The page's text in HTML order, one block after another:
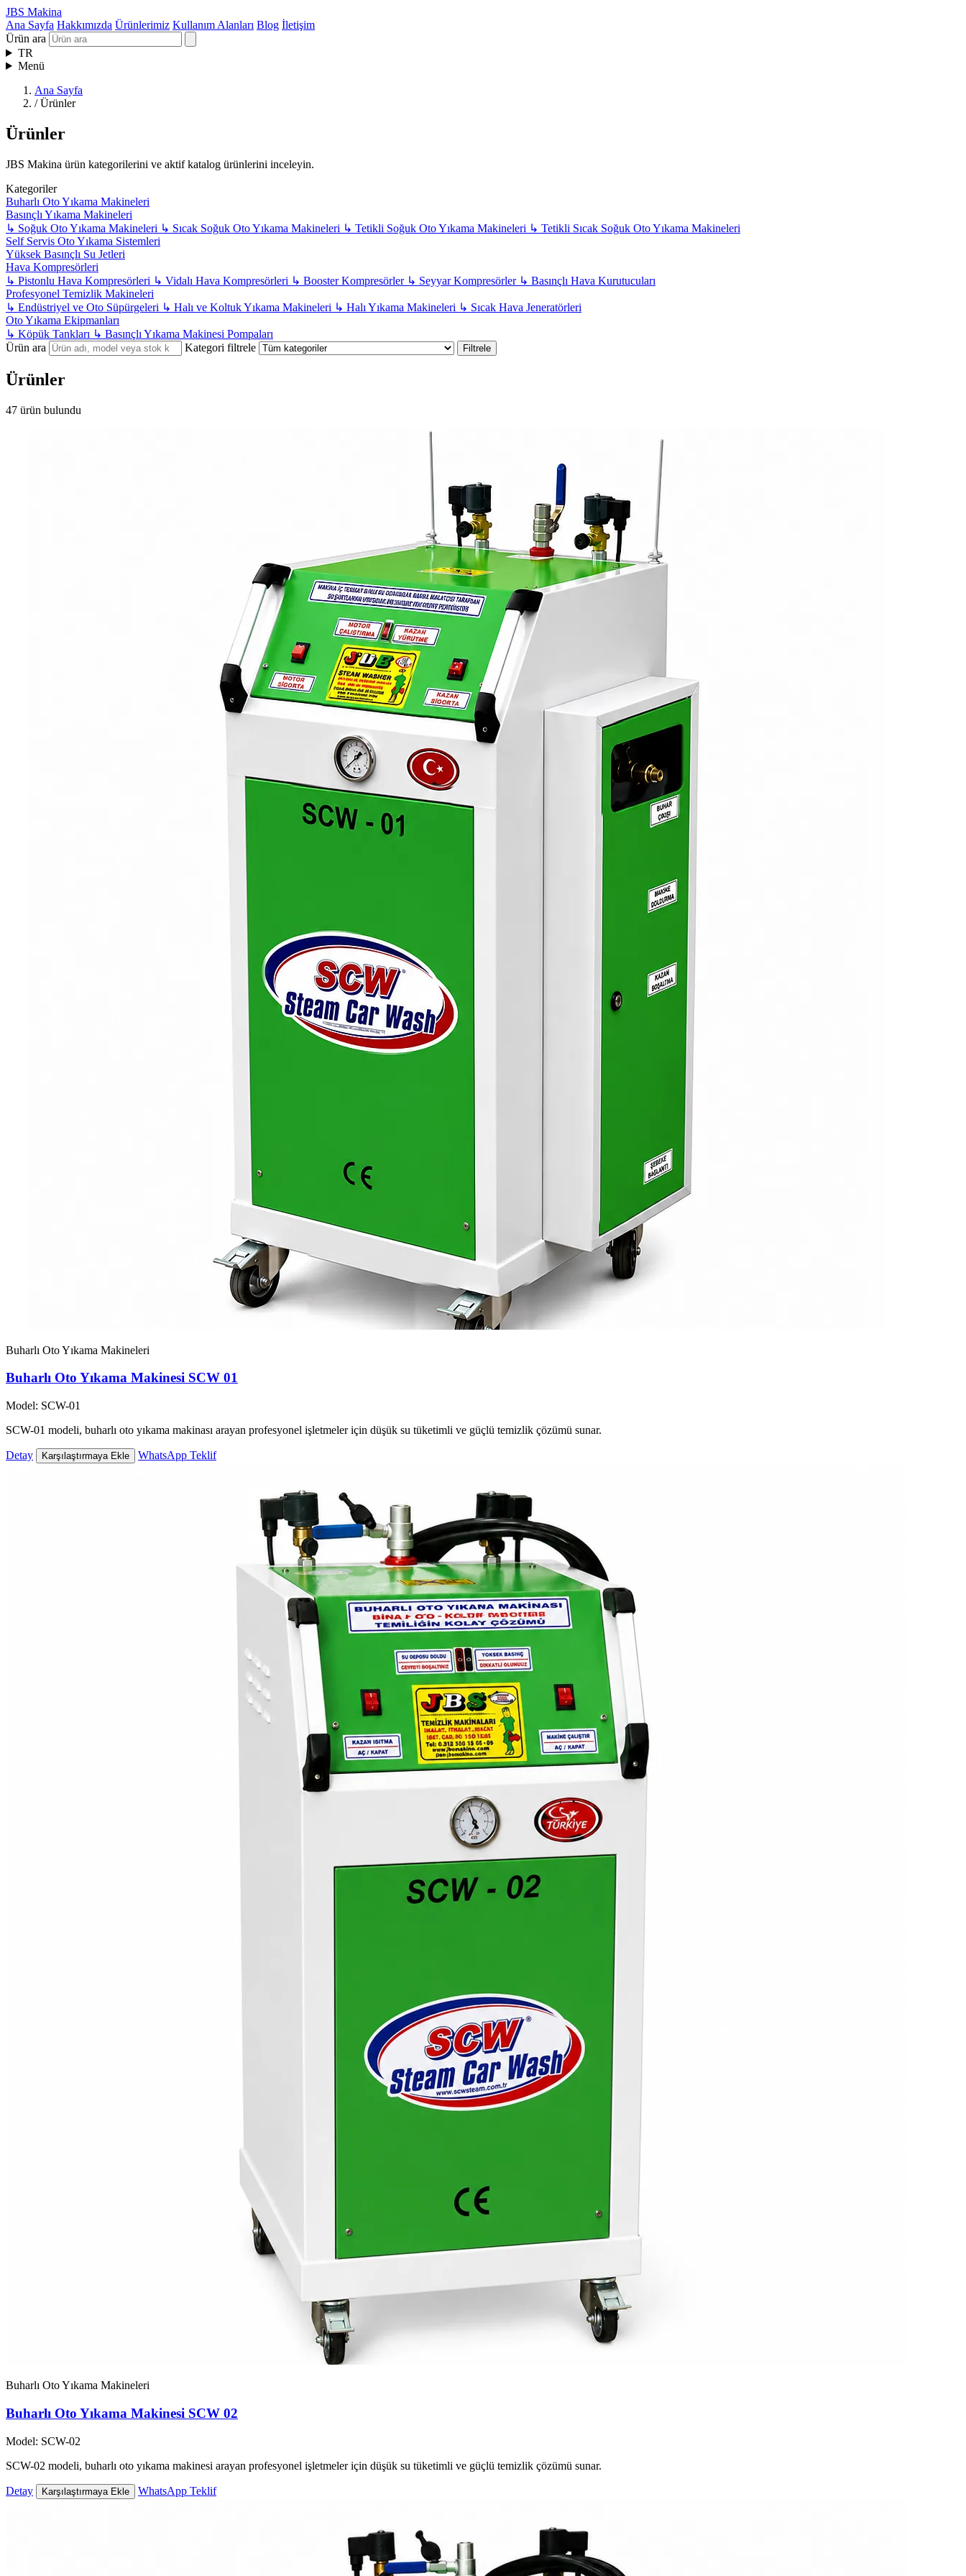
JBS Makina
Ana Sayfa Hakkımızda Ürünlerimiz Kullanım Alanları Blog İletişim
Ürün ara
TR
Menü
Ana Sayfa
/ Ürünler
Ürünler
JBS Makina ürün kategorilerini ve aktif katalog ürünlerini inceleyin.
Kategoriler
Buharlı Oto Yıkama Makineleri
Basınçlı Yıkama Makineleri
↳ Soğuk Oto Yıkama Makineleri ↳ Sıcak Soğuk Oto Yıkama Makineleri ↳ Tetikli Soğuk Oto Yıkama Makineleri ↳ Tetikli Sıcak Soğuk Oto Yıkama Makineleri
Self Servis Oto Yıkama Sistemleri
Yüksek Basınçlı Su Jetleri
Hava Kompresörleri
↳ Pistonlu Hava Kompresörleri ↳ Vidalı Hava Kompresörleri ↳ Booster Kompresörler ↳ Seyyar Kompresörler ↳ Basınçlı Hava Kurutucuları
Profesyonel Temizlik Makineleri
↳ Endüstriyel ve Oto Süpürgeleri ↳ Halı ve Koltuk Yıkama Makineleri ↳ Halı Yıkama Makineleri ↳ Sıcak Hava Jeneratörleri
Oto Yıkama Ekipmanları
↳ Köpük Tankları ↳ Basınçlı Yıkama Makinesi Pompaları
Ürün ara
Kategori filtrele Filtrele
Ürünler
47 ürün bulundu
Buharlı Oto Yıkama Makineleri
Buharlı Oto Yıkama Makinesi SCW 01
Model: SCW-01
SCW-01 modeli, buharlı oto yıkama makinası arayan profesyonel işletmeler için düşük su tüketimli ve güçlü temizlik çözümü sunar.
Detay Karşılaştırmaya Ekle WhatsApp Teklif
Buharlı Oto Yıkama Makineleri
Buharlı Oto Yıkama Makinesi SCW 02
Model: SCW-02
SCW-02 modeli, buharlı oto yıkama makinesi arayan profesyonel işletmeler için düşük su tüketimli ve güçlü temizlik çözümü sunar.
Detay Karşılaştırmaya Ekle WhatsApp Teklif